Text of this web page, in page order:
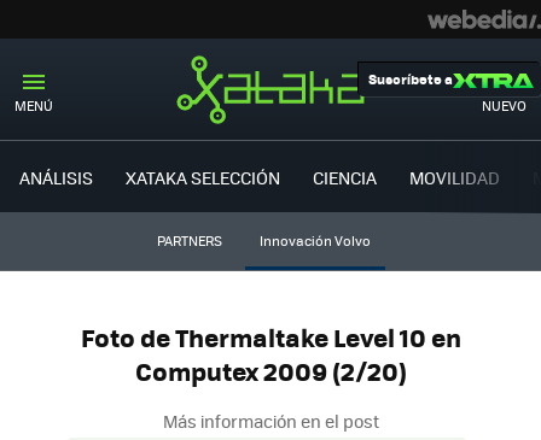
MENÚ NUEVO
Suscríbete a
ANÁLISIS XATAKA SELECCIÓN CIENCIA MOVILIDAD
PARTNERS Innovación Volvo
Foto de Thermaltake Level 10 en
Computex 2009 (2/20)
Más información en el post